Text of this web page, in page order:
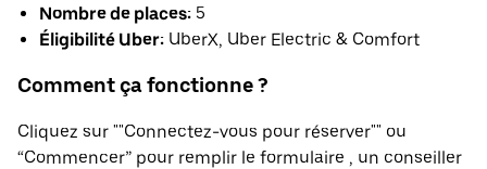
Nombre de places: 5
Éligibilité Uber: UberX, Uber Electric & Comfort
Comment ça fonctionne ?
Cliquez sur ""Connectez-vous pour réserver"" ou
“Commencer” pour remplir le formulaire , un conseiller